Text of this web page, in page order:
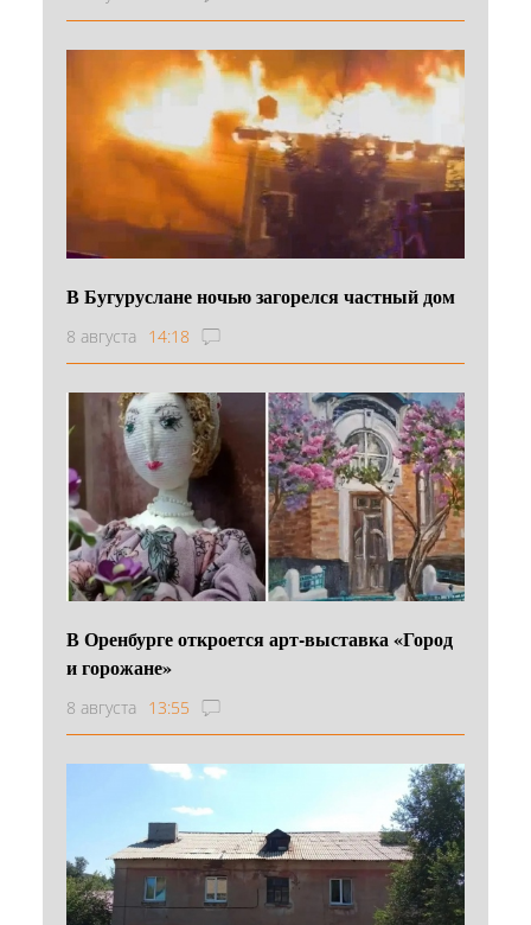
В Бугуруслане ночью загорелся частный дом
8 августа 14:18
В Оренбурге откроется арт-выставка «Город
и горожане»
8 августа 13:55